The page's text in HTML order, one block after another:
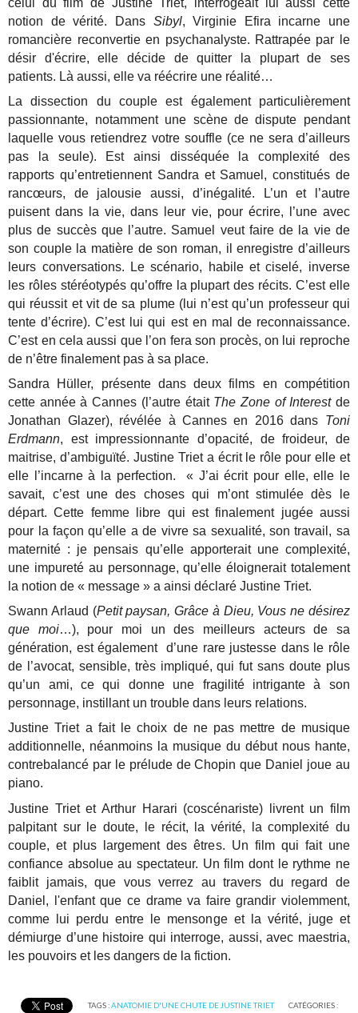
notion de vérité. DansSibyl, Virginie Efira incarne une
romancière reconvertie en psychanalyste. Rattrapée par le
désir d'écrire, elle décide de quitter la plupart de ses
patients. Là aussi, elle va réécrire une réalité…
La dissection du couple est également particulièrement
passionnante, notamment une scène de dispute pendant
laquelle vous retiendrez votre souffle (ce ne sera d’ailleurs
pas la seule). Est ainsi disséquée la complexité des
rapports qu’entretiennent Sandra et Samuel, constitués de
rancœurs, de jalousie aussi, d’inégalité. L’un et l’autre
puisent dans la vie, dans leur vie, pour écrire, l’une avec
plus de succès que l’autre. Samuel veut faire de la vie de
son couple la matière de son roman, il enregistre d’ailleurs
leurs conversations. Le scénario, habile et ciselé, inverse
les rôles stéréotypés qu’offre la plupart des récits. C’est elle
qui réussit et vit de sa plume (lui n’est qu’un professeur qui
tente d’écrire). C’est lui qui est en mal de reconnaissance.
C’est en cela aussi que l’on fera son procès, on lui reproche
de n’être finalement pas à sa place.
Sandra Hüller, présente dans deux films en compétition
cette année à Cannes (l’autre était The Zone of Interestde
Jonathan Glazer), révélée à Cannes en 2016 dans Toni
Erdmann, est impressionnante d’opacité, de froideur, de
maitrise, d’ambiguïté. Justine Triet a écrit le rôle pour elle et
elle l’incarne à la perfection. « J’ai écrit pour elle, elle le
savait, c’est une des choses qui m’ont stimulée dès le
départ. Cette femme libre qui est finalement jugée aussi
pour la façon qu’elle a de vivre sa sexualité, son travail, sa
maternité : je pensais qu’elle apporterait une complexité,
une impureté au personnage, qu’elle éloignerait totalement
la notion de « message » a ainsi déclaré Justine Triet.
Swann Arlaud (Petit paysan, Grâce à Dieu, Vous ne désirez
que moi…), pour moi un des meilleurs acteurs de sa
génération, est également d’une rare justesse dans le rôle
de l’avocat, sensible, très impliqué, qui fut sans doute plus
qu’un ami, ce qui donne une fragilité intrigante à son
personnage, instillant un trouble dans leurs relations.
Justine Triet a fait le choix de ne pas mettre de musique
additionnelle, néanmoins la musique du début nous hante,
contrebalancé par le prélude de Chopin que Daniel joue au
piano.
Justine Triet et Arthur Harari (coscénariste) livrent un film
palpitant sur le doute, le récit, la vérité, la complexité du
couple, et plus largement des êtres. Un film qui fait une
confiance absolue au spectateur. Un film dont le rythme ne
faiblit jamais, que vous verrez au travers du regard de
Daniel, l'enfant que ce drame va faire grandir violemment,
comme lui perdu entre le mensonge et la vérité, juge et
démiurge d’une histoire qui interroge, aussi, avec maestria,
les pouvoirs et les dangers de la fiction.
TAGS :ANATOMIE D'UNE CHUTE DE JUSTINE TRIET
CATÉGORIES :